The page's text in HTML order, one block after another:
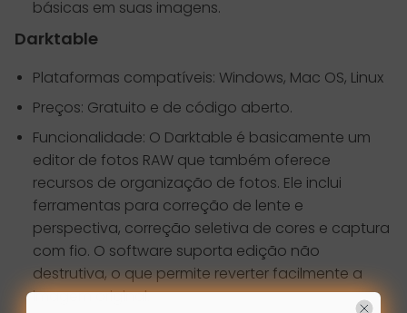
básicas em suas imagens.
Darktable
Plataformas compatíveis: Windows, Mac OS, Linux
Preços: Gratuito e de código aberto.
Funcionalidade: O Darktable é basicamente um
editor de fotos RAW que também oferece
recursos de organização de fotos. Ele inclui
ferramentas para correção de lente e
perspectiva, correção seletiva de cores e captura
com fio. O software suporta edição não
destrutiva, o que permite reverter facilmente a
imagem original.